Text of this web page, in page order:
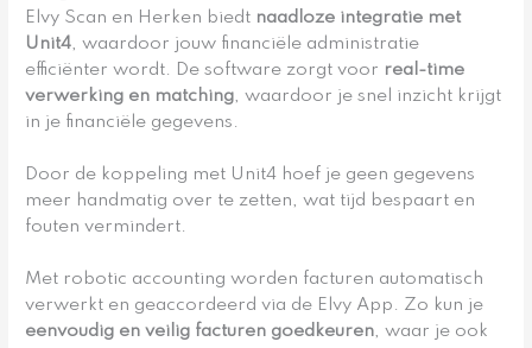
Elvy Scan en Herken biedt naadloze integratie met
Unit4, waardoor jouw financiële administratie
efficiënter wordt. De software zorgt voor real-time
verwerking en matching, waardoor je snel inzicht krijgt
in je financiële gegevens.
Door de koppeling met Unit4 hoef je geen gegevens
meer handmatig over te zetten, wat tijd bespaart en
fouten vermindert.
Met robotic accounting worden facturen automatisch
verwerkt en geaccordeerd via de Elvy App. Zo kun je
eenvoudig en veilig facturen goedkeuren, waar je ook